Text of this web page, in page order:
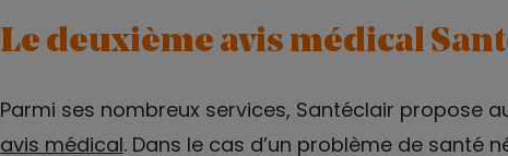
Le deuxième avis médical
Parmi ses nombreux services, Santéclair propose
avis médical. Dans le cas d’un problème de santé